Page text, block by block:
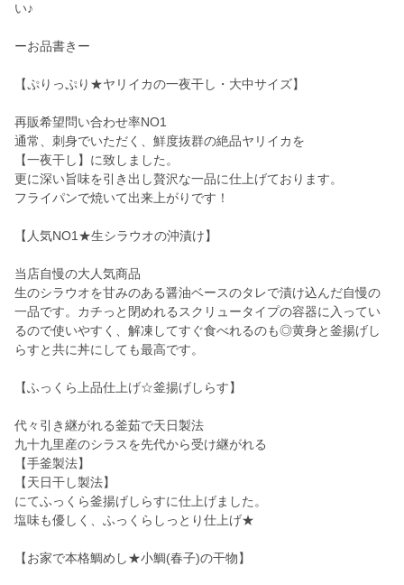
い♪
ーお品書きー
【ぷりっぷり★ヤリイカの一夜干し・大中サイズ】
再販希望問い合わせ率NO1
通常、刺身でいただく、鮮度抜群の絶品ヤリイカを
【一夜干し】に致しました。
更に深い旨味を引き出し贅沢な一品に仕上げております。
フライパンで焼いて出来上がりです！
【人気NO1★生シラウオの沖漬け】
当店自慢の大人気商品
生のシラウオを甘みのある醤油ベースのタレで漬け込んだ自慢の
一品です。カチっと閉めれるスクリュータイプの容器に入ってい
るので使いやすく、解凍してすぐ食べれるのも◎黄身と釜揚げし
らすと共に丼にしても最高です。
【ふっくら上品仕上げ☆釜揚げしらす】
代々引き継がれる釜茹で天日製法
九十九里産のシラスを先代から受け継がれる
【手釜製法】
【天日干し製法】
にてふっくら釜揚げしらすに仕上げました。
塩味も優しく、ふっくらしっとり仕上げ★
【お家で本格鯛めし★小鯛(春子)の干物】